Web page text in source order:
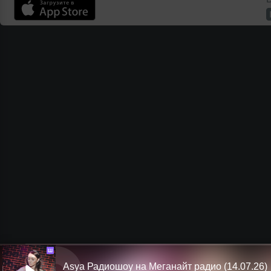
Ш
Asya Радиошоу на Меганайт радио (14.07.26)